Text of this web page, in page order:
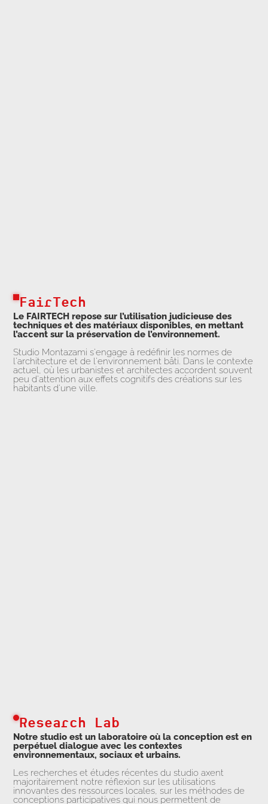
FairTech
Le FAIRTECH repose sur l’utilisation judicieuse des
techniques et des matériaux disponibles, en mettant
l’accent sur la préservation de l’environnement.
Studio Montazami s'engage à redéfinir les normes de
l'architecture et de l'environnement bâti. Dans le contexte
actuel, où les urbanistes et architectes accordent souvent
peu d'attention aux effets cognitifs des créations sur les
habitants d'une ville.
Research Lab
Notre studio est un laboratoire où la conception est en
perpétuel dialogue avec les contextes
environnementaux, sociaux et urbains.
Les recherches et études récentes du studio axent
majoritairement notre réflexion sur les utilisations
innovantes des ressources locales, sur les méthodes de
conceptions participatives qui nous permettent de